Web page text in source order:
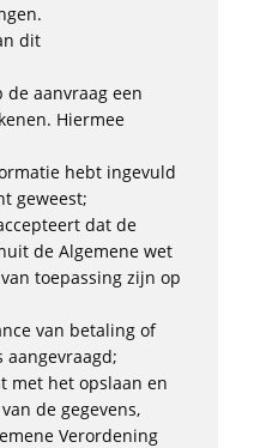
dit
de aanvraag een
Hiermee
hebt ingevuld
geweest;
dat de
de Algemene wet
toepassing zijn op
van betaling of
met het opslaan en
de gegevens,
Verordening